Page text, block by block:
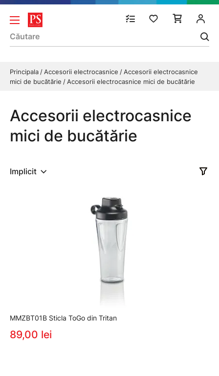
Principala Accesorii electrocasnice
Accesorii electrocasnice
mici de bucătărie
Accesorii electrocasnice mici de bucătărie
Accesorii electrocasnice
mici de bucătărie
Implicit
MMZBT01B Sticla ToGo din Tritan
89,00 lei